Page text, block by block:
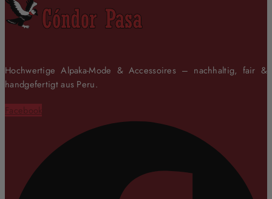
Hochwertige Alpaka-Mode & Accessoires – nachhaltig, fair &
handgefertigt aus Peru.
Facebook